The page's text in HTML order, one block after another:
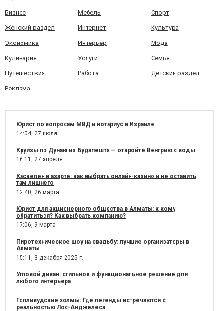
Бизнес Мебель Спорт
Женский раздел Интернет Культура
Экономика Интерьер Мода
Кулинария Услуги Семья
Путешествия Работа Детский раздел
Реклама
Юрист по вопросам МВД и нотариус в Израиле
14:54, 27 июля
Круизы по Дунаю из Будапешта — откройте Венгрию с воды
16:11, 27 апреля
Каскелен в азарте: как выбрать онлайн-казино и не оставить
там лишнего
12:40, 26 марта
Юрист для акционерного общества в Алматы: к кому
обратиться? Как выбрать компанию?
17:06, 9 марта
Пиротехническое шоу на свадьбу: лучшие организаторы в
Алматы
15:11, 3 декабря 2025 г.
Угловой диван: стильное и функциональное решение для
любого интерьера
Голливудские холмы: Где легенды встречаются с
реальностью Лос-Анджелеса